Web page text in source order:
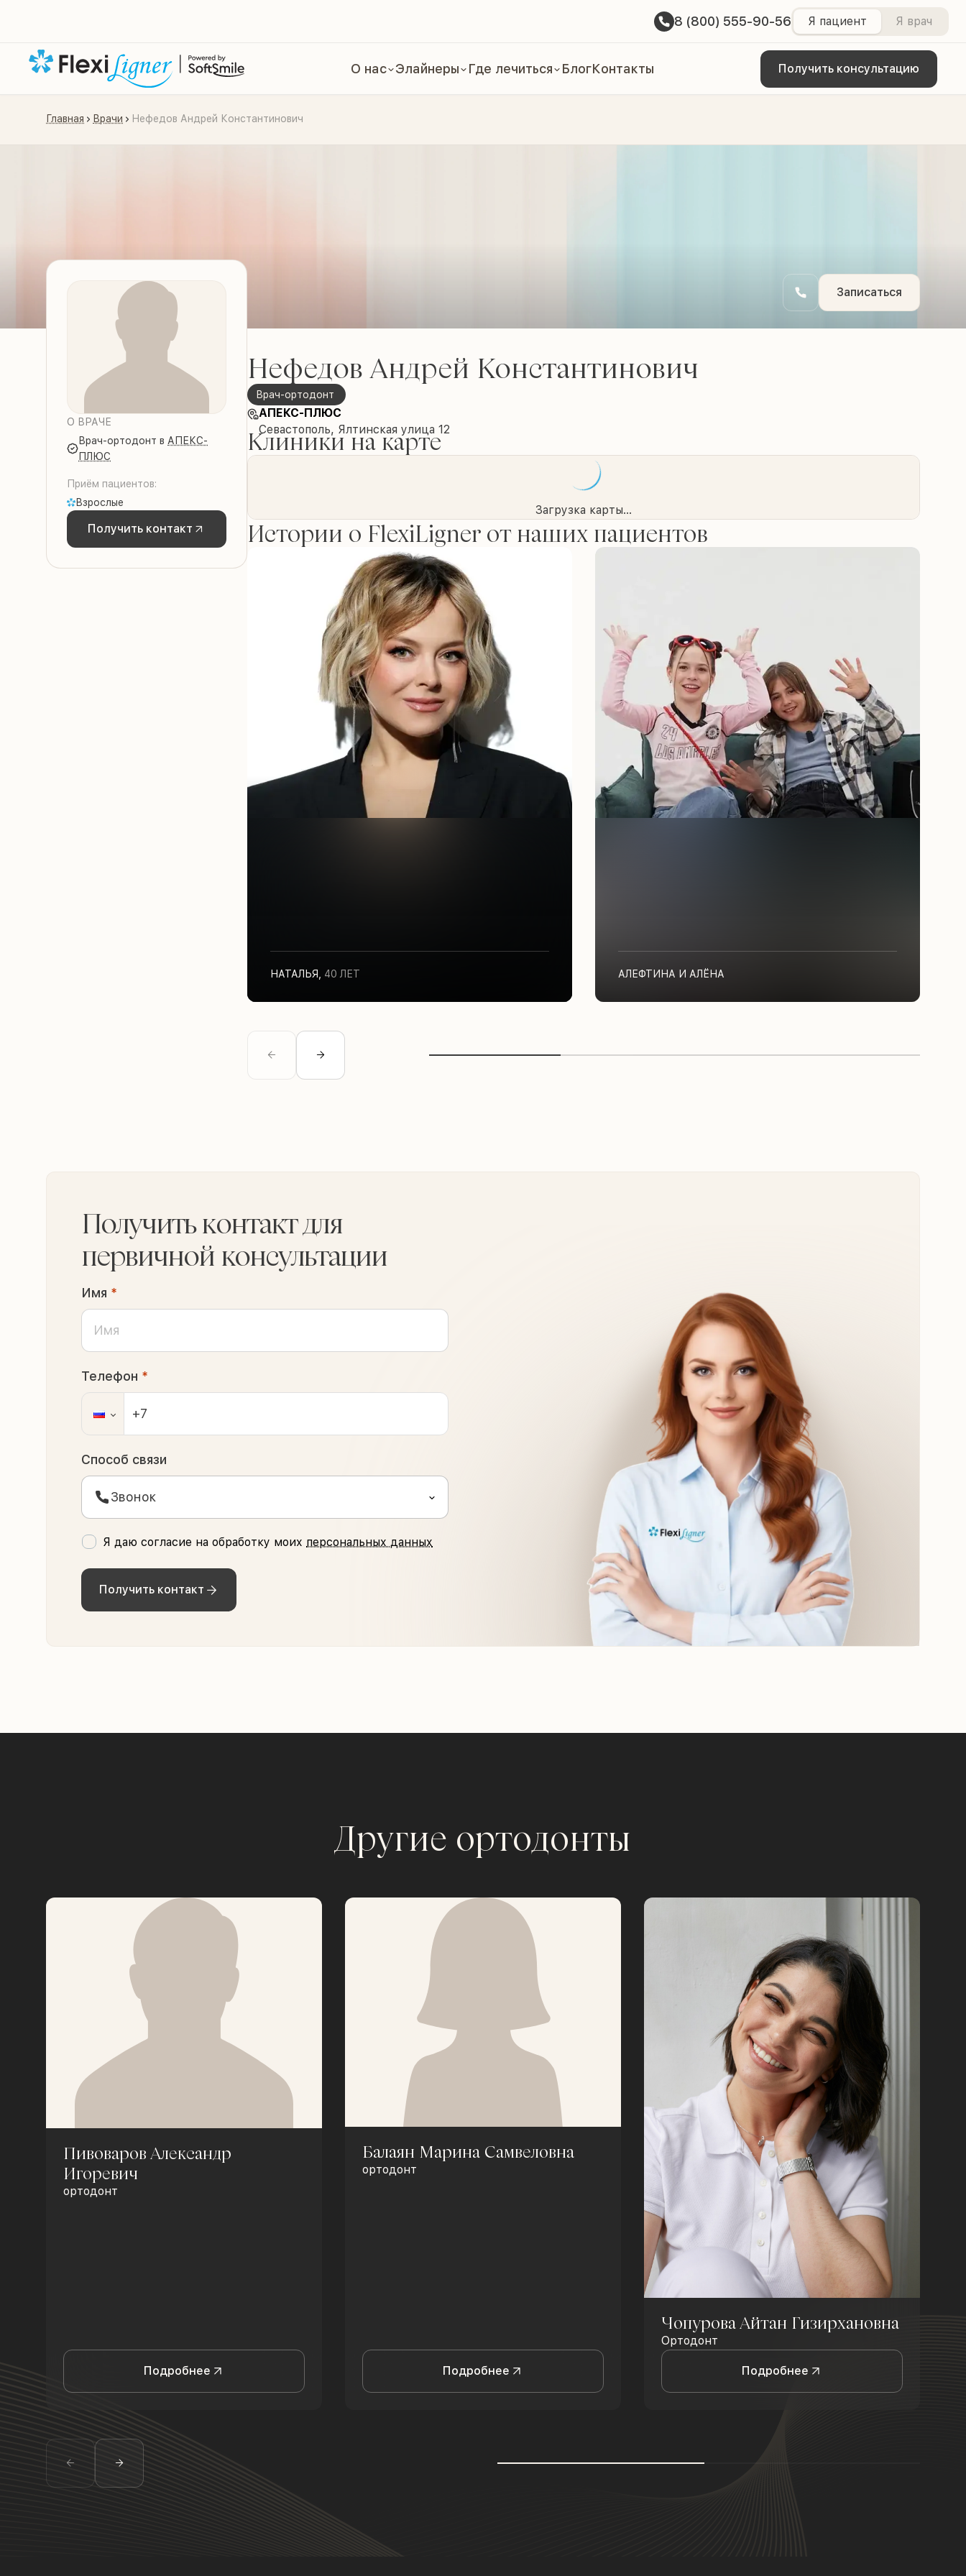
8 (800) 555-90-56 Я пациент Я врач
О нас Элайнеры Где лечиться БлогКонтакты Получить консультацию
Главная Врачи Нефедов Андрей Константинович
Записаться
О ВРАЧЕ
Врач-ортодонт в АПЕКС-
ПЛЮС
Приём пациентов:
Взрослые
Получить контакт
Нефедов Андрей Константинович
Врач-ортодонт
АПЕКС-ПЛЮС
Севастополь, Ялтинская улица 12
Клиники на карте
Загрузка карты...
Истории о FlexiLigner от наших пациентов
НАТАЛЬЯ 40 ЛЕТ АЛЕФТИНА И АЛЁНА
Получить контакт для
первичной консультации
Имя *
Телефон *
Способ связи
Звонок
Я даю согласие на обработку моих персональных данных
Получить контакт
Другие ортодонты
Пивоваров Александр
Игоревич
ортодонт
Подробнее
Балаян Марина Самвеловна
ортодонт
Подробнее
Чопурова Айтан Гизирхановна
Ортодонт
Подробнее